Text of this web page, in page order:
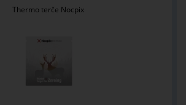
Thermo terče Nocpix